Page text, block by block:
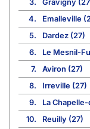
3.
Gravigny
4.
Emalleville
5.
Dardez (27)
6.
Le Mesnil-
7.
Aviron (27)
8.
Irreville (27)
9.
La
10.
Reuilly (27)